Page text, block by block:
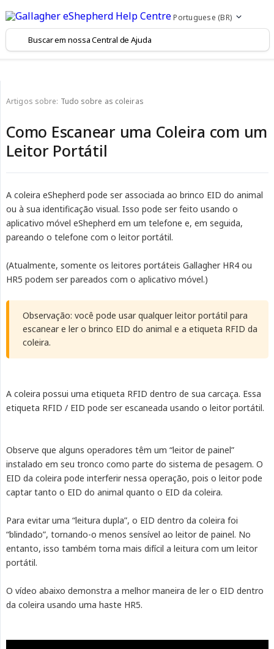
Portuguese (BR)
Artigos sobre: Tudo sobre as coleiras
Como Escanear uma Coleira com um
Leitor Portátil
A coleira eShepherd pode ser associada ao brinco EID do animal
ou à sua identificação visual. Isso pode ser feito usando o
aplicativo móvel eShepherd em um telefone e, em seguida,
pareando o telefone com o leitor portátil.
(Atualmente, somente os leitores portáteis Gallagher HR4 ou
HR5 podem ser pareados com o aplicativo móvel.)
Observação: você pode usar qualquer leitor portátil para
escanear e ler o brinco EID do animal e a etiqueta RFID da
coleira.
A coleira possui uma etiqueta RFID dentro de sua carcaça. Essa
etiqueta RFID / EID pode ser escaneada usando o leitor portátil.
Observe que alguns operadores têm um “leitor de painel”
instalado em seu tronco como parte do sistema de pesagem. O
EID da coleira pode interferir nessa operação, pois o leitor pode
captar tanto o EID do animal quanto o EID da coleira.
Para evitar uma “leitura dupla”, o EID dentro da coleira foi
“blindado”, tornando-o menos sensível ao leitor de painel. No
entanto, isso também torna mais difícil a leitura com um leitor
portátil.
O vídeo abaixo demonstra a melhor maneira de ler o EID dentro
da coleira usando uma haste HR5.